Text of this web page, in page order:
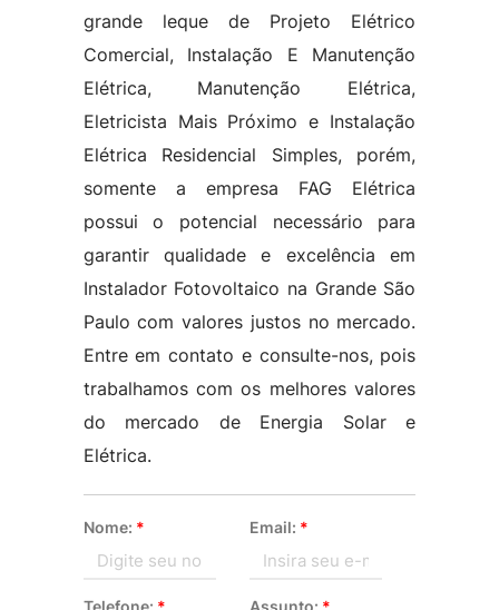
grande leque de Projeto Elétrico
Comercial, Instalação E Manutenção
Elétrica, Manutenção Elétrica,
Eletricista Mais Próximo e Instalação
Elétrica Residencial Simples, porém,
somente a empresa FAG Elétrica
possui o potencial necessário para
garantir qualidade e excelência em
Instalador Fotovoltaico na Grande São
Paulo com valores justos no mercado.
Entre em contato e consulte-nos, pois
trabalhamos com os melhores valores
do mercado de Energia Solar e
Elétrica.
Nome: * Email: *
Telefone: * Assunto: *